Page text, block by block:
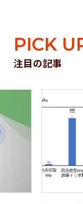
PICK
注目の記事